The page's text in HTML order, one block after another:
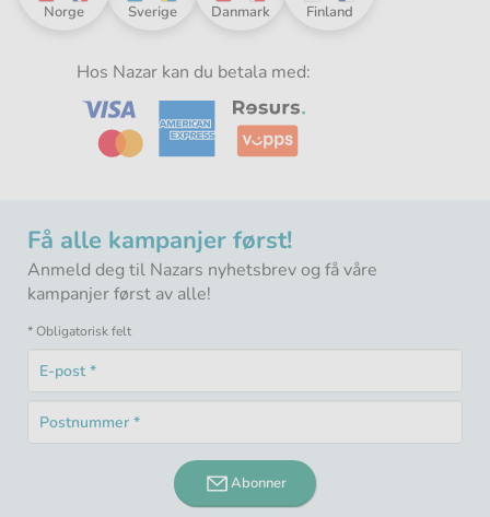
Nazar
-
Sverige
Nazar
-
Danmark
Nazar
-
Finland
Nazar
Norge
Hos Nazar kan du betala med:
Få alle kampanjer først!
Anmeld deg til Nazars nyhetsbrev og få våre
kampanjer først av alle!
* Obligatorisk felt
E-
post
felt
Postnummer
Obligatorisk
Abonner